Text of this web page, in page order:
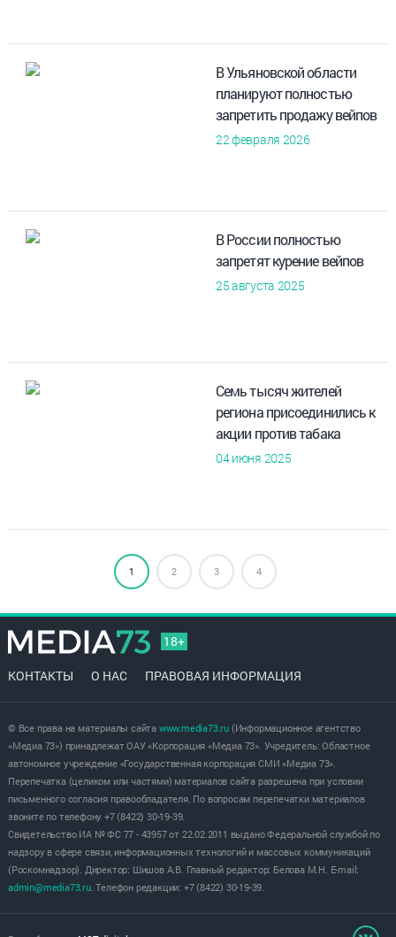
В Ульяновской области
планируют полностью
запретить продажу вейпов
22 февраля 2026
В России полностью
запретят курение вейпов
25 августа 2025
Семь тысяч жителей
региона присоединились к
акции против табака
04 июня 2025
1 2 3 4
18+
КОНТАКТЫ О НАС ПРАВОВАЯ ИНФОРМАЦИЯ
© Все права на материалы сайта www.media73.ru(Информационное агентство
«Медиа 73») принадлежат ОАУ «Корпорация «Медиа 73». Учредитель: Областное
автономное учреждение «Государственная корпорация СМИ «Медиа 73».
Перепечатка (целиком или частями) материалов сайта разрешена при условии
письменного согласия правообладателя. По вопросам перепечатки материалов
звоните по телефону +7 (8422) 30-19-39.
Свидетельство ИА № ФС 77 - 43957 от 22.02.2011 выдано Федеральной службой по
надзору в сфере связи, информационных технологий и массовых коммуникаций
(Роскомнадзор). Директор: Шишов А.В. Главный редактор: Белова М.Н. E-mail:
admin@media73.ru. Телефон редакции: +7 (8422) 30-19-39.